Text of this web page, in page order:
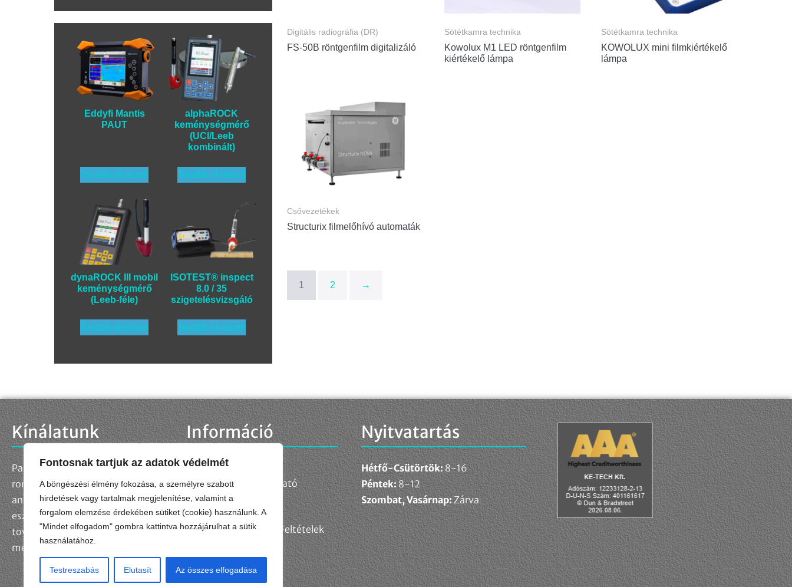
Fontosnak tartjuk az adatok védelmét
A böngészési élmény fokozása, a személyre szabott
hirdetések vagy tartalmak megjelenítése, valamint a
forgalom elemzése érdekében sütiket (cookie) használunk. A
"Mindet elfogadom" gombra kattintva hozzájárulhat a sütik
használatához.
Testreszabás Elutasít Az összes elfogadása
Eddyfi Mantis
PAUT
Tovább olvasom
alphaROCK
keménységmérő
(UCI/Leeb
kombinált)
Tovább olvasom
dynaROCK III mobil
keménységmérő
(Leeb-féle)
Tovább olvasom
ISOTEST® inspect
8.0 / 35
szigetelésvizsgáló
Tovább olvasom
Digitális radiográfia (DR)
FS-50B röntgenfilm digitalizáló
Sötétkamra technika
Kowolux M1 LED röntgenfilm
kiértékelő lámpa
Sötétkamra technika
KOWOLUX mini filmkiértékelő
lámpa
Csővezetékek
Structurix filmelőhívó automaták
1 2 →
Kínálatunk
Palettánkon megtalálja a
roncsolásmentes
anyagvizsgálatok szabványos
eszközeit és kellékanyagait,
továbbá egyedi műszaki
megoldásokat is fejlesztünk.
Információ
Kapcsolat
Adatkezelési tájékoztató
Adatkezelési kérelem
Impresszum
Általános Szerződési Feltételek
Nyitvatartás
Hétfő-Csütörtök:8-16
Péntek:8-12
Szombat, Vasárnap:Zárva